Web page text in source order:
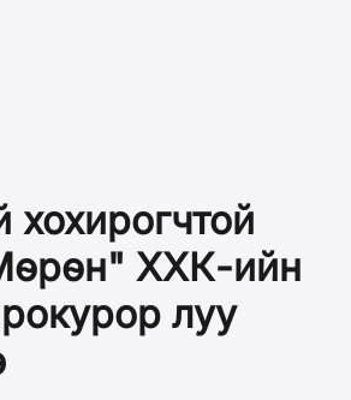
хохирогчтой
ХХК-ийн
луу